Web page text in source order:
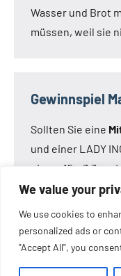
We value your
We use cookies to
personalized ads or
"Accept All", you
Wasser und Brot
müssen, weil sie
Gewinnspiel
Sollten Sie eine
und einer LADY
einem 15 x 3,3 cm
oder was immer
Mail ist eine